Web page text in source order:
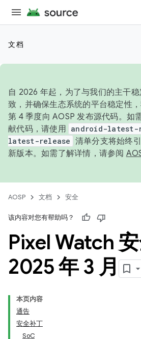
文档
自 2026 年起，为了与我们的主干
致，并确保生态系统的平台稳定性
第 4 季度向 AOSP 发布源代码。如
献代码，请使用 android-latest-
latest-release 清单分支将始终
新版本。如需了解详情，请参阅
AOSP 文档 安全
该内容对您有帮助吗？
Pixel Watch
2025 年 3 月
本页内容
通告
安全补丁
SoC